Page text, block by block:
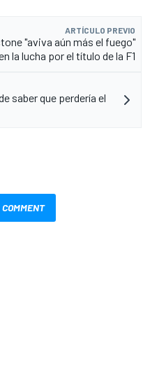
ARTÍCULO PREVIO
"aviva aún más el fuego"
la lucha por el título de la F1
saber que perdería el